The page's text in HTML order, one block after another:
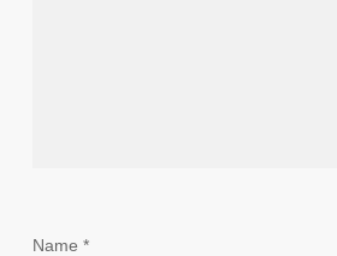
Name *